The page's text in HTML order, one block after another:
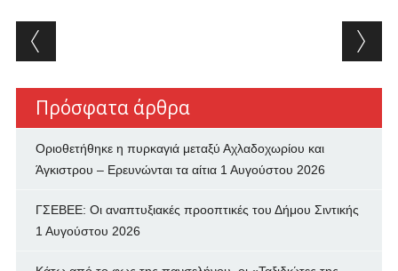
Post navigation
Πρόσφατα άρθρα
Οριοθετήθηκε η πυρκαγιά μεταξύ Αχλαδοχωρίου και
Άγκιστρου – Ερευνώνται τα αίτια 1 Αυγούστου 2026
ΓΣΕΒΕΕ: Οι αναπτυξιακές προοπτικές του Δήμου Σιντικής
1 Αυγούστου 2026